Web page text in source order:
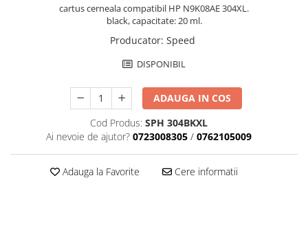
cartus cerneala compatibil HP N9K08AE 304XL.
black, capacitate: 20 ml.
Producator: Speed
DISPONIBIL
ADAUGA IN COS
Cod Produs: SPH 304BKXL
Ai nevoie de ajutor? 0723008305 / 0762105009
Adauga la Favorite Cere informatii